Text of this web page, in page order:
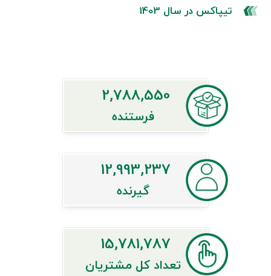
تیپاکس در سال 1403
2,788,550
فرستنده
12,993,237
گیرنده
15,781,787
تعداد کل مشتریان